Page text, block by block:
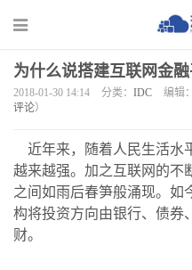
为什么说搭建互联网金
2018-01-30 14:14 分类： IDC 编辑：
评论）
近年来，随着人民生活水
越来越强。加之互联网的不
之间如雨后春笋般涌现。如
构将投资方向由银行、债券
财。